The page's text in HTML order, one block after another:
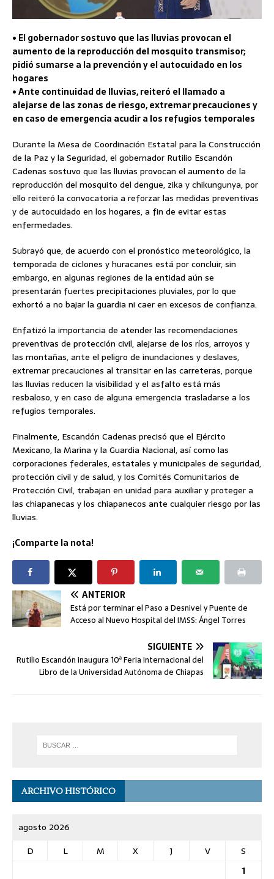
• El gobernador sostuvo que las lluvias provocan el
aumento de la reproducción del mosquito transmisor;
pidió sumarse a la prevención y el autocuidado en los
hogares
• Ante continuidad de lluvias, reiteró el llamado a
alejarse de las zonas de riesgo, extremar precauciones y
en caso de emergencia acudir a los refugios temporales
Durante la Mesa de Coordinación Estatal para la Construcción
de la Paz y la Seguridad, el gobernador Rutilio Escandón
Cadenas sostuvo que las lluvias provocan el aumento de la
reproducción del mosquito del dengue, zika y chikungunya, por
ello reiteró la convocatoria a reforzar las medidas preventivas
y de autocuidado en los hogares, a fin de evitar estas
enfermedades.
Subrayó que, de acuerdo con el pronóstico meteorológico, la
temporada de ciclones y huracanes está por concluir, sin
embargo, en algunas regiones de la entidad aún se
presentarán fuertes precipitaciones pluviales, por lo que
exhortó a no bajar la guardia ni caer en excesos de confianza.
Enfatizó la importancia de atender las recomendaciones
preventivas de protección civil, alejarse de los ríos, arroyos y
las montañas, ante el peligro de inundaciones y deslaves,
extremar precauciones al transitar en las carreteras, porque
las lluvias reducen la visibilidad y el asfalto está más
resbaloso, y en caso de alguna emergencia trasladarse a los
refugios temporales.
Finalmente, Escandón Cadenas precisó que el Ejército
Mexicano, la Marina y la Guardia Nacional, así como las
corporaciones federales, estatales y municipales de seguridad,
protección civil y de salud, y los Comités Comunitarios de
Protección Civil, trabajan en unidad para auxiliar y proteger a
las chiapanecas y los chiapanecos ante cualquier riesgo por las
lluvias.
¡Comparte la nota!
ANTERIOR
Está por terminar el Paso a Desnivel y Puente de
Acceso al Nuevo Hospital del IMSS: Ángel Torres
SIGUIENTE
Rutilio Escandón inaugura 10ª Feria Internacional del
Libro de la Universidad Autónoma de Chiapas
ARCHIVO HISTÓRICO
agosto 2026
D
L M X J V
S
1